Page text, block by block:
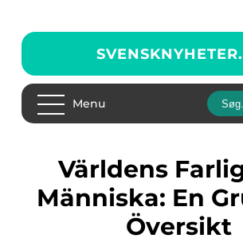
SVENSKNYHETER.
Menu
Världens Farligaste
Människa: En
Översikt